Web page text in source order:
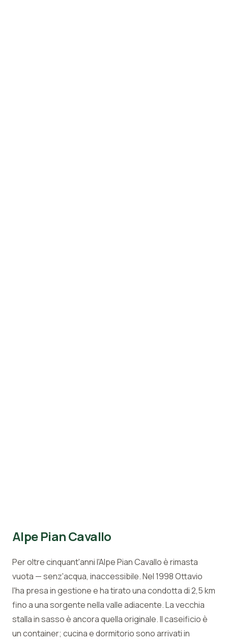
Alpe Pian Cavallo
Per oltre cinquant'anni l'Alpe Pian Cavallo è rimasta
vuota — senz'acqua, inaccessibile. Nel 1998 Ottavio
l'ha presa in gestione e ha tirato una condotta di 2,5 km
fino a una sorgente nella valle adiacente. La vecchia
stalla in sasso è ancora quella originale. Il caseificio è
un container; cucina e dormitorio sono arrivati in